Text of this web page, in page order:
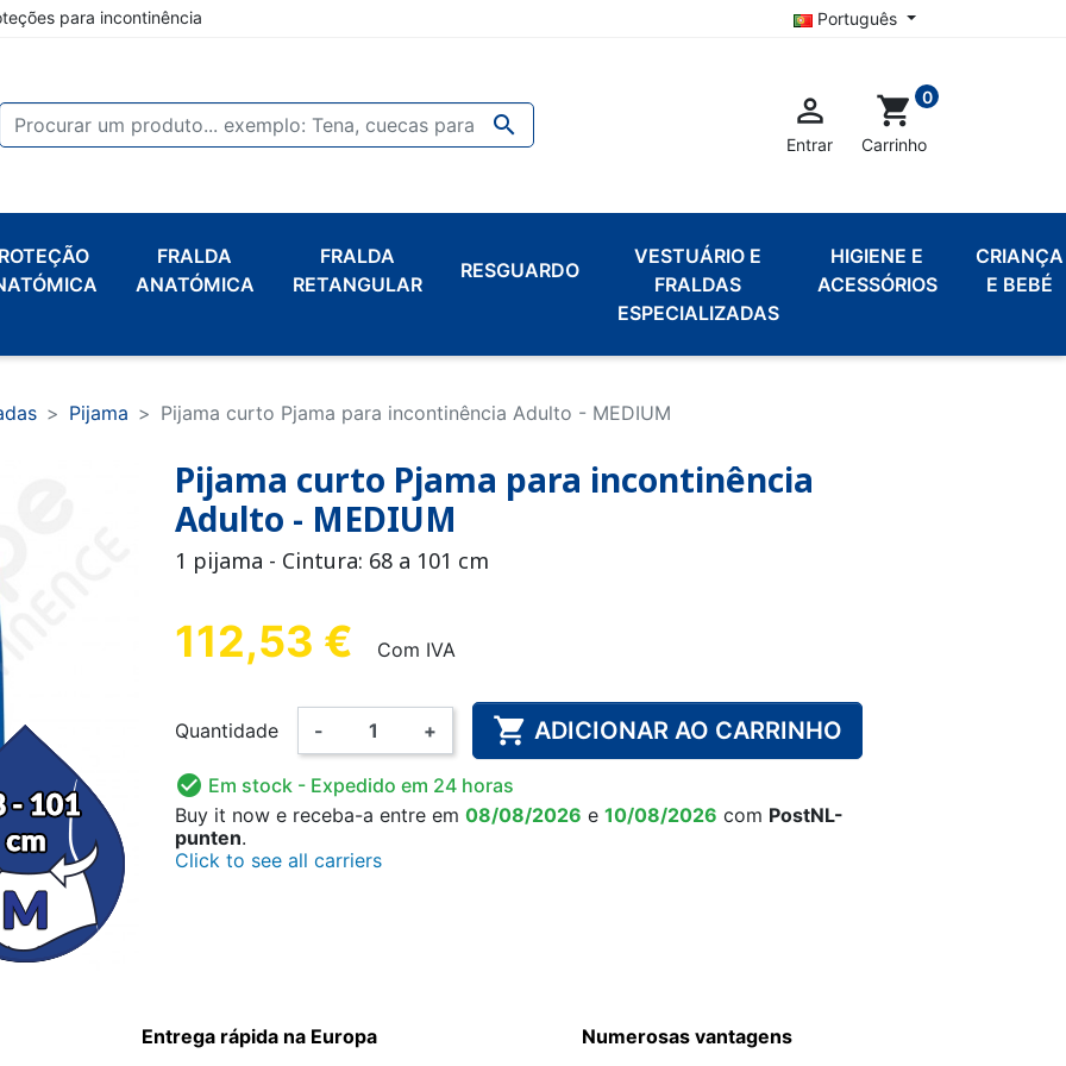
para incontinência Português
 
Entrar
shopping_cart 0
Carrinho
FRALDA
ANATÓMICA
FRALDA
RETANGULAR
RESGUARDO
VESTUÁRIO E
FRALDAS
ESPECIALIZADAS
CUECA DE FIXAÇÃO FRALDA LAVÁVEL ADULTO
BODY FATO MACACO
CALÇADO
HIGIENE E
ACESSÓRIOS
LUVA DE EXAME ALARME URINÁRIO
E
DESINFECÇÃO DAS MÃOS
E SUPERFÍCIES
CRIANÇA
E BEBÉ
CUECA PLÁSTICA
CRIANÇA
CRIANÇA
FRALDA LAVÁVEL
CRIANÇA
Pijama Pijama curto Pjama para incontinência Adulto - MEDIUM
Pijama curto Pjama para incontinência
Adulto - MEDIUM
1 pijama - Cintura: 68 a 101 cm
112,53 € Com IVA
Quantidade - +  ADICIONAR AO CARRINHO
 Em stock - Expedido em 24 horas
Buy it now e receba-a entre em 08/08/2026 e 10/08/2026 com PostNL-
punten.
Click to see all carriers
Entrega rápida na Europa Numerosas vantagens